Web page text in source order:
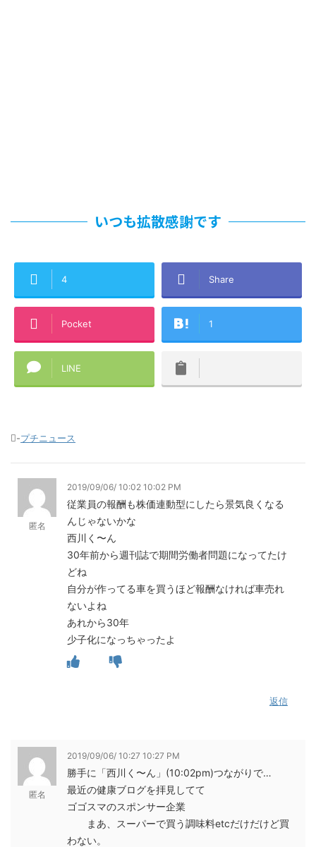
いつも拡散感謝です
4 Share
Pocket 1
LINE
-プチニュース
匿名
2019/09/06/ 10:02 10:02 PM
従業員の報酬も株価連動型にしたら景気良くなる
んじゃないかな
西川く〜ん
30年前から週刊誌で期間労働者問題になってたけ
どね
自分が作ってる車を買うほど報酬なければ車売れ
ないよね
あれから30年
少子化になっちゃったよ
返信
匿名
2019/09/06/ 10:27 10:27 PM
勝手に「西川く〜ん」(10:02pm)つながりで…
最近の健康ブログを拝見してて
ゴゴスマのスポンサー企業
まあ、スーパーで買う調味料etcだけだけど買
わない。